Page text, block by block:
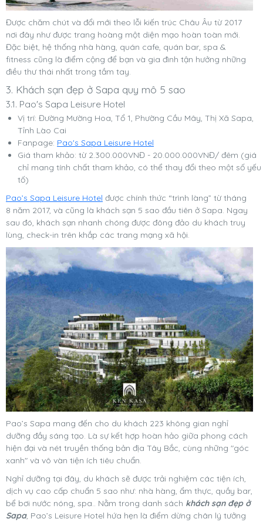
Được chăm chút và đổi mới theo lỗi kiến trúc Châu Âu từ 2017
nơi đây như được trang hoàng một diện mạo hoàn toàn mới.
Đặc biệt, hệ thống nhà hàng, quán cafe, quán bar, spa &
fitness cũng là điểm cộng để bạn và gia đình tận hưởng những
điều thư thái nhất trong tầm tay.
3. Khách sạn đẹp ở Sapa quy mô 5 sao
3.1. Pao's Sapa Leisure Hotel
Vị trí: Đường Mường Hoa, Tổ 1, Phường Cầu Mây, Thị Xã Sapa,
Tỉnh Lào Cai
Fanpage: Pao's Sapa Leisure Hotel
Giá tham khảo: từ 2.300.000VNĐ - 20.000.000VNĐ/ đêm (giá
chỉ mang tính chất tham khảo, có thể thay đổi theo một số yếu
tố)
Pao’s Sapa Leisure Hotel được chính thức “trình làng” từ tháng
8 năm 2017, và cũng là khách sạn 5 sao đầu tiên ở Sapa. Ngay
sau đó, khách sạn nhanh chóng được đông đảo du khách truy
lùng, check-in trên khắp các trang mạng xã hội.
Pao’s Sapa mang đến cho du khách 223 không gian nghỉ
dưỡng đầy sáng tạo. Là sự kết hợp hoàn hảo giữa phong cách
hiện đại và nét truyền thống bản địa Tây Bắc, cùng những "góc
xanh" và vô vàn tiện ích tiêu chuẩn.
Nghỉ dưỡng tại đây, du khách sẽ được trải nghiệm các tiện ích,
dịch vụ cao cấp chuẩn 5 sao như: nhà hàng, ẩm thực, quầy bar,
bể bơi nước nóng, spa.. Nằm trong danh sách khách sạn đẹp ở
Sapa, Pao’s Leisure Hotel hứa hẹn là điểm dừng chân lý tưởng